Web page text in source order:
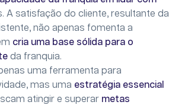
A satisfação do cliente, resultante da
não apenas fomenta a
cria uma base sólida para o
da franquia.
uma ferramenta para
mas uma estratégia essencial
atingir e superar metas